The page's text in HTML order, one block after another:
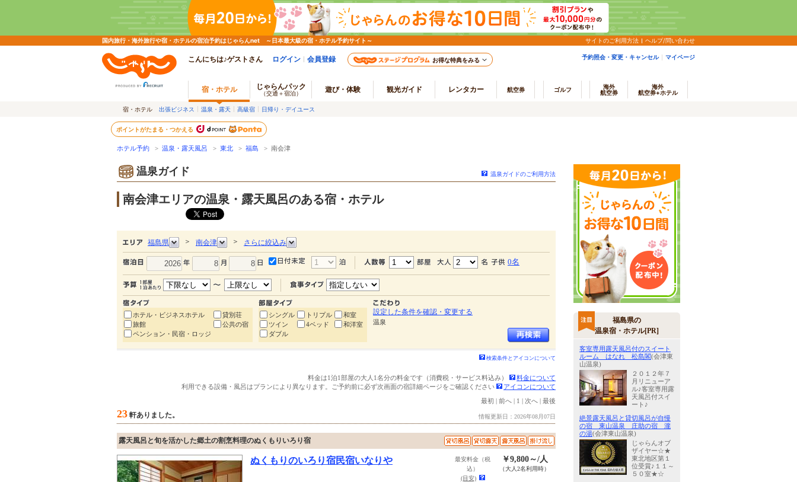
国内旅行・海外旅行や宿・ホテルの宿泊予約はじゃらんnet ～日本最大級の宿・ホテル予約サイト～ サイトのご利用方法 ヘルプ/問い合わせ
こんにちは♪ゲストさん ログイン 会員登録 お得な特典をみる 予約照会・変更・キャンセル マイページ
宿・ホテル じゃらんパック
（交通＋宿泊） 遊び・体験 観光ガイド レンタカー 航空券 ゴルフ
海外
航空券
海外
航空券+ホテル
宿・ホテル 出張ビジネス 温泉・露天 高級宿 日帰り・デイユース
ポイントがたまる・つかえる
ホテル予約 > 温泉・露天風呂 > 東北 > 福島 > 南会津
温泉ガイド 温泉ガイドのご利用方法
南会津エリアの温泉・露天風呂のある宿・ホテル
福島県 ＞ 南会津 ＞ さらに絞込み
0名
ホテル・ビジネスホテル
貸別荘
旅館
公共の宿
ペンション・民宿・ロッジ
シングル トリプル
和室
ツイン
4ベッド
和洋室
ダブル
設定した条件を確認・変更する
温泉
検索条件とアイコンについて
料金は1泊1部屋の大人1名分の料金です（消費税・サービス料込み）
料金について
利用できる設備・風呂はプランにより異なります。ご予約前に必ず次画面の宿詳細ページをご確認ください
アイコンについて
最初 | 前へ | 1 | 次へ | 最後
23 軒ありました。 情報更新日：2026年08月07日
露天風呂と旬を活かした郷土の割烹料理のぬくもりいろり宿
ぬくもりのいろり宿民宿いなりや
最安料金（税
込）
(目安)
￥9,800～/人
（大人2名利用時）
福島県の
温泉宿・ホテル[PR]
客室専用露天風呂付のスイート
ルーム はなれ 松島閣(会津東
山温泉)
２０１２年７
月リニューア
ル♪客室専用露
天風呂付スイ
ート♪
絶景露天風呂と貸切風呂が自慢
の宿 東山温泉 庄助の宿 瀧
の湯(会津東山温泉)
じゃらんオブ
ザイヤー☆★
東北地区第１
位受賞♪１１～
５０室★☆